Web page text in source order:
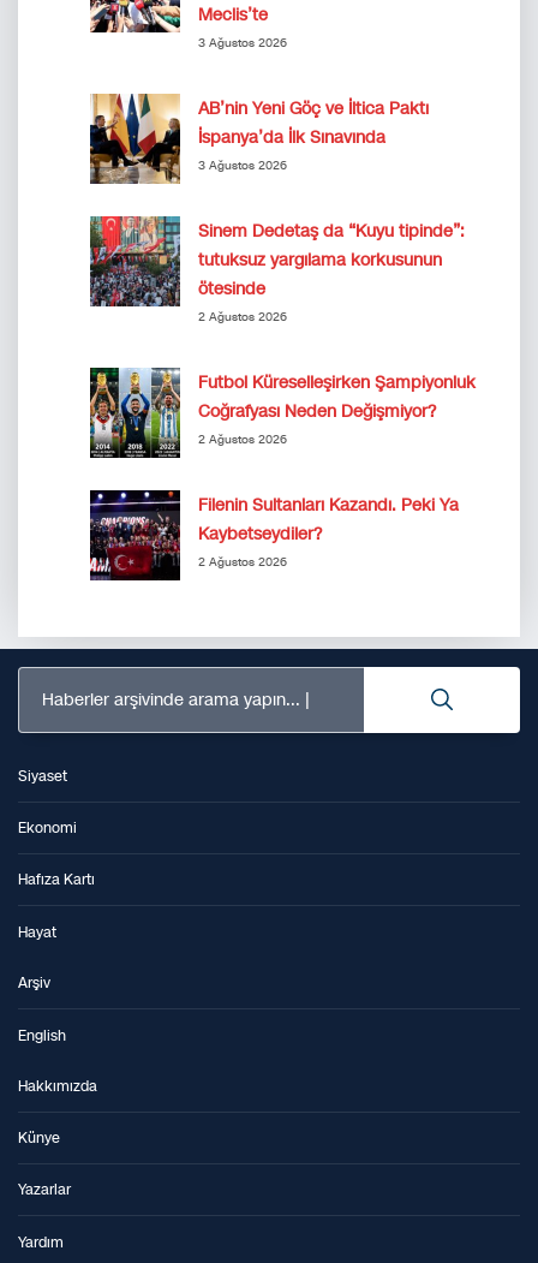
Meclis’te
3 Ağustos 2026
AB’nin Yeni Göç ve İltica Paktı
İspanya’da İlk Sınavında
3 Ağustos 2026
Sinem Dedetaş da “Kuyu tipinde”:
tutuksuz yargılama korkusunun
ötesinde
2 Ağustos 2026
Futbol Küreselleşirken Şampiyonluk
Coğrafyası Neden Değişmiyor?
2 Ağustos 2026
Filenin Sultanları Kazandı. Peki Ya
Kaybetseydiler?
2 Ağustos 2026
Haberler arşivinde arama yapın...
Siyaset
Ekonomi
Hafıza Kartı
Hayat
Arşiv
English
Hakkımızda
Künye
Yazarlar
Yardım